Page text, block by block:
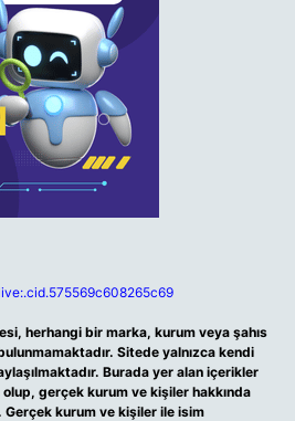
herhangi bir marka, kurum veya şahıs
Sitede yalnızca kendi
Burada yer alan içerikler
gerçek kurum ve kişiler hakkında
Gerçek kurum ve kişiler ile isim